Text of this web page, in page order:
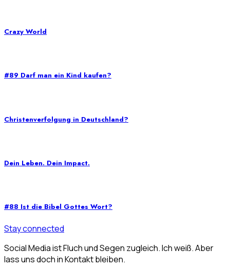
Crazy World
#89 Darf man ein Kind kaufen?
Christenverfolgung in Deutschland?
Dein Leben. Dein Impact.
#88 Ist die Bibel Gottes Wort?
Stay connected
Social Media ist Fluch und Segen zugleich. Ich weiß. Aber
lass uns doch in Kontakt bleiben.